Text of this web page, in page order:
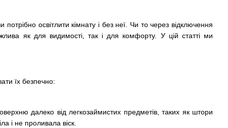
освітлити кімнату і без неї. Чи то через відключення
як для видимості, так і для комфорту. У цій статті ми
їх безпечно:
далеко від легкозаймистих предметів, таких як штори
і не проливала віск.